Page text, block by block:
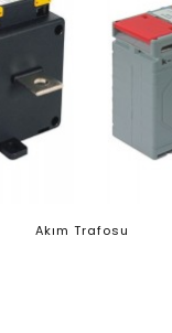
Akım Trafosu